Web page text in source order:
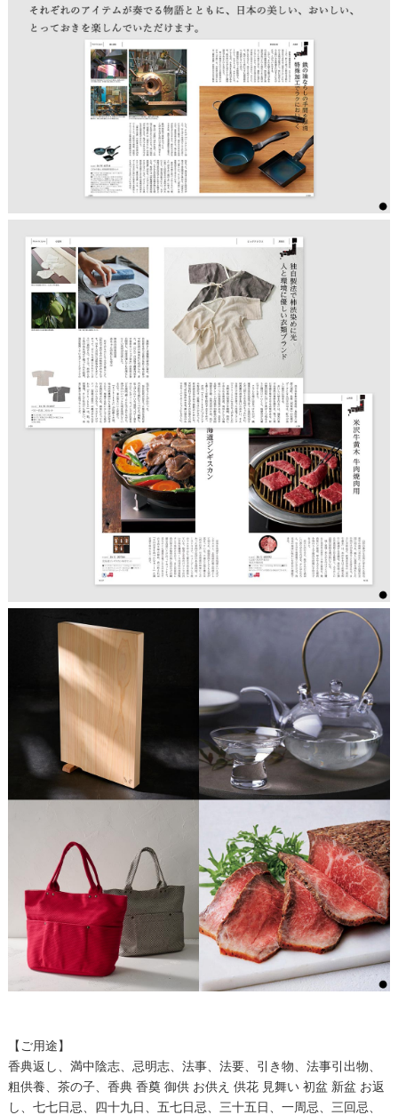
【ご用途】
香典返し、満中陰志、忌明志、法事、法要、引き物、法事引出物、
粗供養、茶の子、香典 香奠 御供 お供え 供花 見舞い 初盆 新盆 お返
し、七七日忌、四十九日、五七日忌、三十五日、一周忌、三回忌、